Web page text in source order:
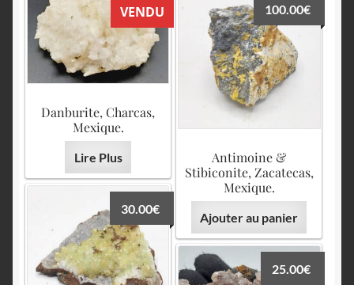
VENDU
Danburite, Charcas,
Mexique.
Lire Plus
Antimoine &
Stibiconite, Zacatecas,
Mexique.
100.00€
Ajouter au panier
30.00€
25.00€